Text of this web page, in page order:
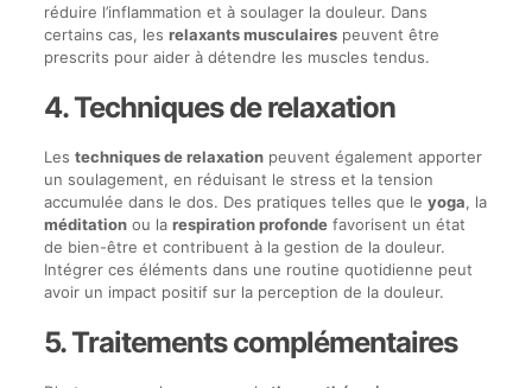
réduire l’inflammation et à soulager la douleur. Dans
certains cas, les relaxants musculairespeuvent être
prescrits pour aider à détendre les muscles tendus.
4. Techniques de relaxation
Les techniques de relaxationpeuvent également apporter
un soulagement, en réduisant le stress et la tension
accumulée dans le dos. Des pratiques telles que le yoga, la
méditationou la respiration profondefavorisent un état
de bien-être et contribuent à la gestion de la douleur.
Intégrer ces éléments dans une routine quotidienne peut
avoir un impact positif sur la perception de la douleur.
5. Traitements complémentaires